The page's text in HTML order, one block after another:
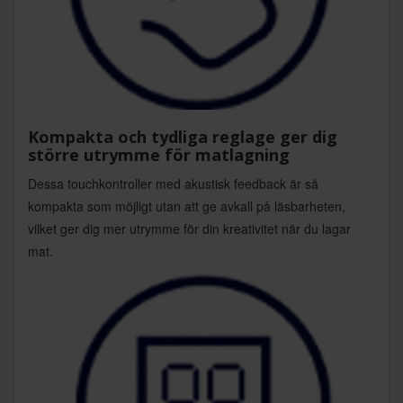
Kompakta och tydliga reglage ger dig
större utrymme för matlagning
Dessa touchkontroller med akustisk feedback är så
kompakta som möjligt utan att ge avkall på läsbarheten,
vilket ger dig mer utrymme för din kreativitet när du lagar
mat.